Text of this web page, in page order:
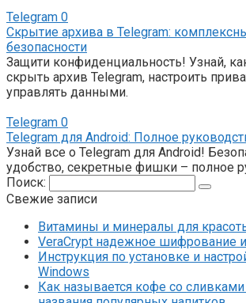
Telegram 0
Скрытие архива в Telegram:
безопасности
Защити конфиденциальность! Узнай,
скрыть архив Telegram, настроить
управлять данными.
Telegram 0
Telegram для Android: Полное
Узнай все о Telegram для Android!
удобство, секретные фишки – полное
Поиск:
Свежие записи
Витамины и минералы для
VeraCrypt надежное шифрование
Инструкция по установке и
Windows
Как называется кофе со